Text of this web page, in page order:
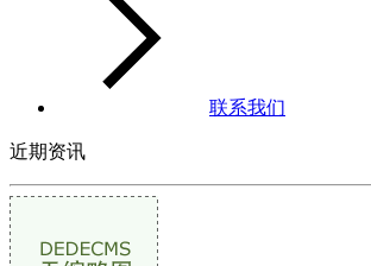
联系我们
近期资讯